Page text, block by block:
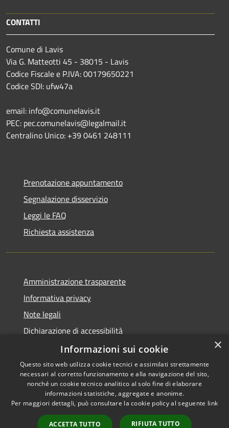
CONTATTI
Comune di Lavis
Via G. Matteotti 45 - 38015 - Lavis
Codice Fiscale e P.IVA: 00179650221
Codice SDI: ufw47a
email: info@comunelavis.it
PEC: pec.comunelavis@legalmail.it
Centralino Unico: +39 0461 248111
Prenotazione appuntamento
Segnalazione disservizio
Leggi le FAQ
Richiesta assistenza
Amministrazione trasparente
Informativa privacy
Note legali
Dichiarazione di accessibilità
Informative Privacy
RSS
Accessibilità
Copyright © 2026 • Comune di
Municipium• Accesso
×
Informazioni sui cookie
Questo sito web utilizza cookie tecnici e assimilati strettamente
necessari al corretto funzionamento e alla navigazione del sito,
nonché un cookie tecnico analitico al solo fine di elaborare
informazioni statistiche, aggregate e anonime.
Per maggiori dettagli, può consultare la cookie policy al seguente link
ACCETTA TUTTO RIFIUTA TUTTO